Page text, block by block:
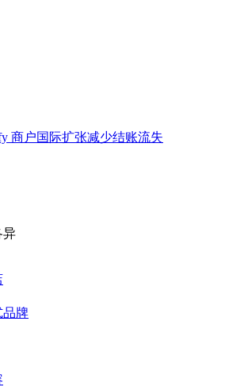
商户国际扩张减少结账流失
异
品牌